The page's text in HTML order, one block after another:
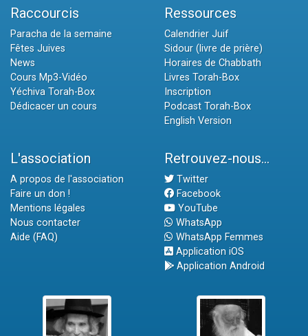
Raccourcis
Paracha de la semaine
Fêtes Juives
News
Cours Mp3-Vidéo
Yéchiva Torah-Box
Dédicacer un cours
Ressources
Calendrier Juif
Sidour (livre de prière)
Horaires de Chabbath
Livres Torah-Box
Inscription
Podcast Torah-Box
English Version
L'association
A propos de l'association
Faire un don !
Mentions légales
Nous contacter
Aide (FAQ)
Retrouvez-nous...
Twitter
Facebook
YouTube
WhatsApp
WhatsApp Femmes
Application iOS
Application Android